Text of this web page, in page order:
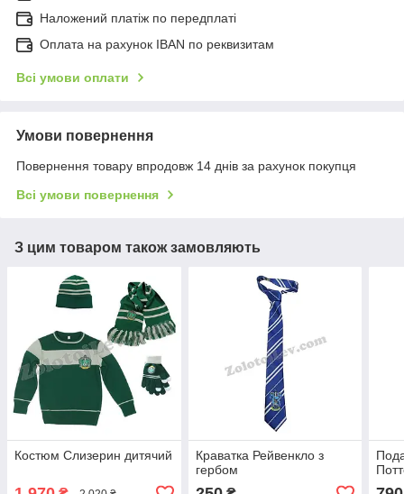
Наложений платіж по передплаті
Оплата на рахунок IBAN по реквизитам
Всі умови оплати
Умови повернення
Повернення товару впродовж 14 днів за рахунок покупця
Всі умови повернення
З цим товаром також замовляють
Костюм Слизерин дитячий
Краватка Рейвенкло з
гербом